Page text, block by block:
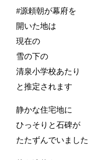
#源頼朝が幕府を
開いた地は
現在の
雪の下の
清泉小学校あたり
と推定されます
静かな住宅地に
ひっそりと石碑が
たたずんでいました